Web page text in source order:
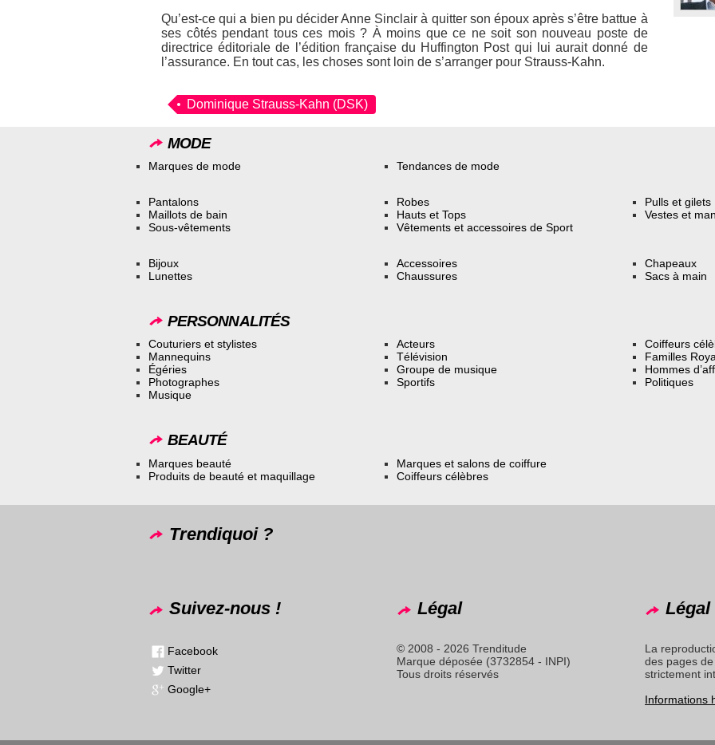
Qu’est-ce qui a bien pu décider Anne Sinclair à quitter son époux après s’être battue à
ses côtés pendant tous ces mois ? À moins que ce ne soit son nouveau poste de
directrice éditoriale de l’édition française du Huffington Post qui lui aurait donné de
l’assurance. En tout cas, les choses sont loin de s’arranger pour Strauss-Kahn.
Dominique Strauss-Kahn (DSK)
MODE
Marques de mode Tendances de mode
Pantalons
Maillots de bain
Sous-vêtements
Robes
Hauts et Tops
Vêtements et accessoires de Sport
Pulls et gilets
Vestes et
Bijoux
Lunettes
Accessoires
Chaussures
Chapeaux
Sacs à main
PERSONNALITÉS
Couturiers et stylistes
Mannequins
Égéries
Photographes
Musique
Acteurs
Télévision
Groupe de musique
Sportifs
Coiffeurs
Familles
Hommes
Politiques
BEAUTÉ
Marques beauté
Produits de beauté et maquillage
Marques et salons de coiffure
Coiffeurs célèbres
Trendiquoi ?
Suivez-nous !
Facebook
Twitter
Google+
Légal
© 2008 - 2026 Trenditude
Marque déposée (3732854 - INPI)
Tous droits réservés
Légal
La
des pages
strictement
Informations